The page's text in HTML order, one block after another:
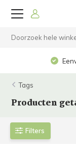
Tags
Producten
Filters